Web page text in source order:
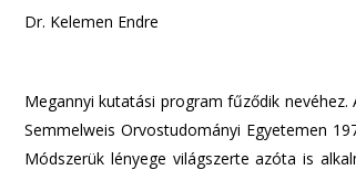
Dr. Kelemen Endre
Megannyi kutatási program fűződik
Semmelweis Orvostudományi Egyetemen
Módszerük lényege világszerte azóta is